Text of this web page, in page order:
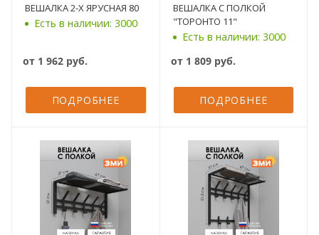
ВЕШАЛКА 2-Х ЯРУСНАЯ 80
Есть в наличии: 3000
от 1 962 руб.
ПОДРОБНЕЕ
ВЕШАЛКА С ПОЛКОЙ
"ТОРОНТО 11"
Есть в наличии: 3000
от 1 809 руб.
ПОДРОБНЕЕ